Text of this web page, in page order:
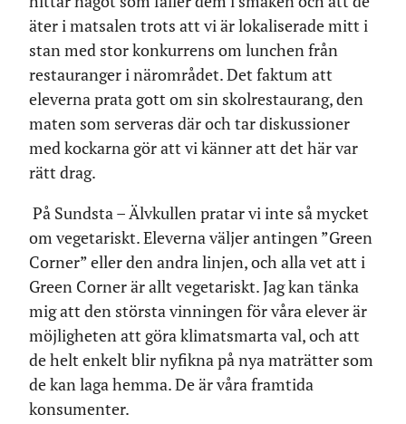
äter i matsalen trots att vi är lokaliserade mitt i
stan med stor konkurrens om lunchen från
restauranger i närområdet. Det faktum att
eleverna prata gott om sin skolrestaurang, den
maten som serveras där och tar diskussioner
med kockarna gör att vi känner att det här var
rätt drag.
På Sundsta – Älvkullen pratar vi inte så mycket
om vegetariskt. Eleverna väljer antingen ”Green
Corner” eller den andra linjen, och alla vet att i
Green Corner är allt vegetariskt. Jag kan tänka
mig att den största vinningen för våra elever är
möjligheten att göra klimatsmarta val, och att
de helt enkelt blir nyfikna på nya maträtter som
de kan laga hemma. De är våra framtida
konsumenter.